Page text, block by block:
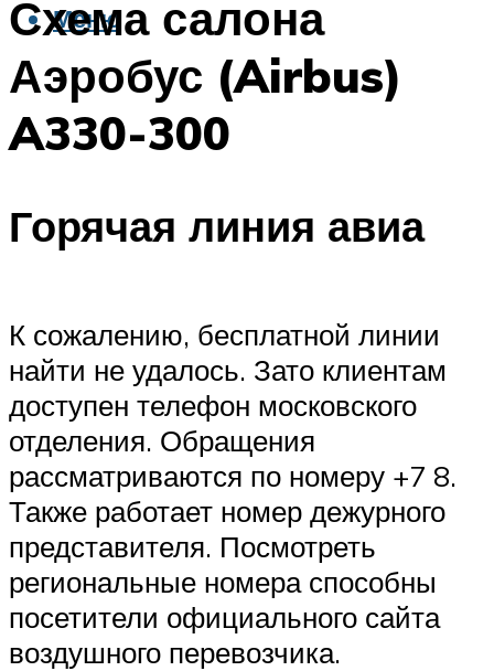
Меню
Схема салона
Аэробус (Airbus)
A330-300
Горячая линия авиа
К сожалению, бесплатной линии
найти не удалось. Зато клиентам
доступен телефон московского
отделения. Обращения
рассматриваются по номеру +7 8.
Также работает номер дежурного
представителя. Посмотреть
региональные номера способны
посетители официального сайта
воздушного перевозчика.